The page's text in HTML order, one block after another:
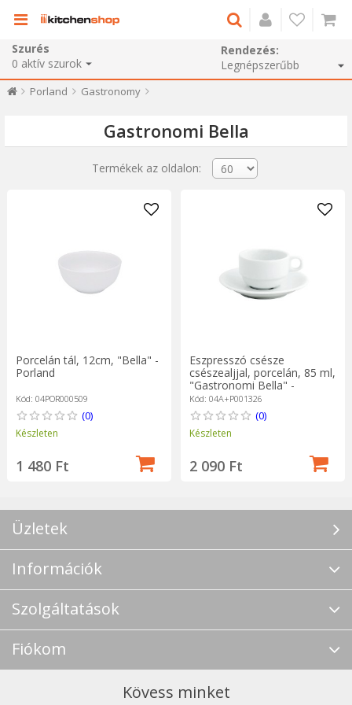
Szurés
0 aktív szurok
Rendezés:
Porland Gastronomy
Gastronomi Bella
Termékek az oldalon:
Porcelán tál, 12cm, "Bella" -
Porland
Kód: 04POR000509
(0)
Készleten
1 480 Ft
Eszpresszó csésze
csészealjjal, porcelán, 85 ml,
"Gastronomi Bella" -
Porland
Kód: 04A+P001326
(0)
Készleten
2 090 Ft
Üzletek
Információk
Szolgáltatások
Fiókom
Kövess minket